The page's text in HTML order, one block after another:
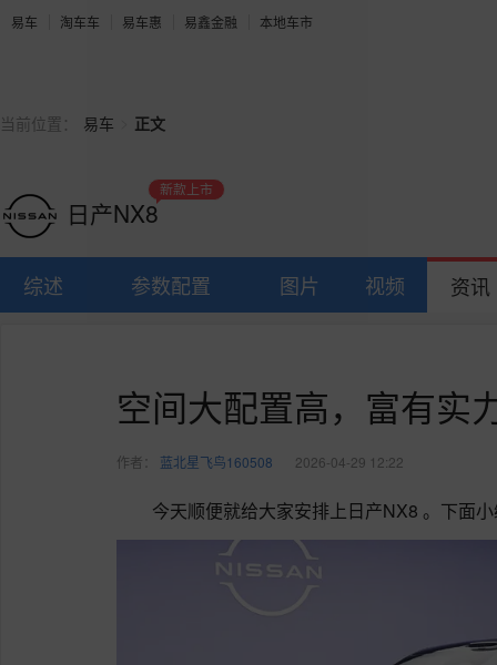
易车 淘车车 易车惠 易鑫金融 本地车市
当前位置： 易车 正文
日产NX8
新款上市
综述 参数配置 图片 视频 资讯
空间大配置高，富有实
作者： 蓝北星飞鸟160508 2026-04-29 12:22
今天顺便就给大家安排上日产NX8 。下面